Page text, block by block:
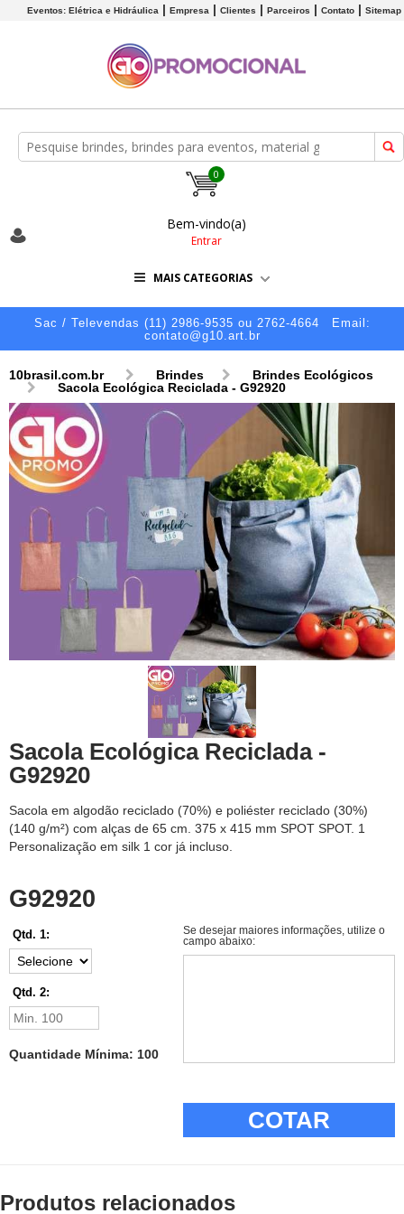
Eventos: Elétrica e Hidráulica Empresa Clientes Parceiros Contato Sitemap
0
Bem-vindo(a)
Entrar
MAIS CATEGORIAS
Sac / Televendas (11) 2986-9535 ou 2762-4664
Email:
contato@g10.art.br
10brasil.com.br Brindes
Brindes Ecológicos
Sacola Ecológica Reciclada - G92920
Sacola Ecológica Reciclada -
G92920
Sacola em algodão reciclado (70%) e poliéster reciclado (30%)
(140 g/m²) com alças de 65 cm. 375 x 415 mm SPOT SPOT. 1
Personalização em silk 1 cor já incluso.
G92920
Qtd. 1:
Qtd. 2:
Quantidade Mínima: 100
Se desejar maiores informações, utilize o
campo abaixo:
COTAR
Produtos relacionados